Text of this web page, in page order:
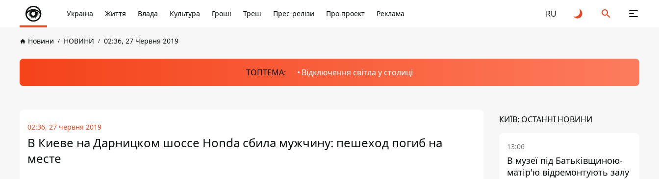
Україна Життя Влада Культура Гроші Треш Прес-релізи Про проект Реклама RU
Новини НОВИНИ 02:36, 27 Червня 2019
ТОПТЕМА: Відключення світла у столиці
02:36, 27 червня 2019
В Киеве на Дарницком шоссе Honda сбила мужчину: пешеход погиб на
месте
КИЇВ: ОСТАННІ НОВИНИ
13:06
В музеї під Батьківщиною-
матір'ю відремонтують залу